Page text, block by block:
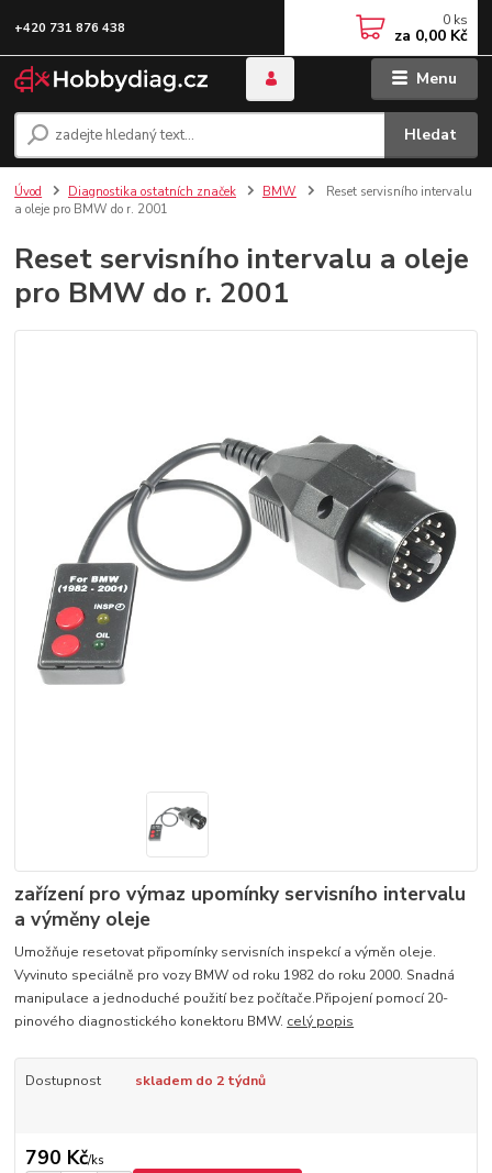
Menu
Hledat
+420 731 876 438 0 ks
za 0,00 Kč
Úvod Diagnostika ostatních značek BMW
Reset servisního intervalu
a oleje pro BMW do r. 2001
Reset servisního intervalu a oleje
pro BMW do r. 2001
zařízení pro výmaz upomínky servisního intervalu
a výměny oleje
Umožňuje resetovat připomínky servisních inspekcí a výměn oleje.
Vyvinuto speciálně pro vozy BMW od roku 1982 do roku 2000. Snadná
manipulace a jednoduché použití bez počítače.Připojení pomocí 20-
pinového diagnostického konektoru BMW. celý popis
Dostupnost skladem do 2 týdnů
790 Kč/ks